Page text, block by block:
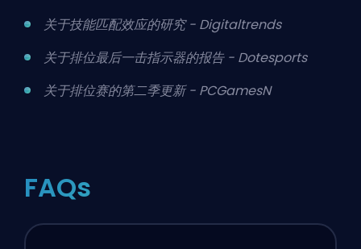
关于技能匹配效应的研究 - Digitaltrends
关于排位最后一击指示器的报告 - Dotesports
关于排位赛的第二季更新 - PCGamesN
FAQs